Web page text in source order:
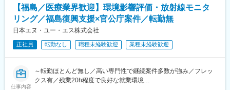
スタッフ（R CREW）から店長を経てRSV（スーパーバイザー）
へステップアップが可能です。RSV経験後はマネジメントや本部
への異動の道もあり、長期的にキャリア形成ができます。まずは
重視し、相談しやすく協力し合える職場環境です。
◇店舗運営
・店舗での電話応対
・在庫管理、売り場づくり、POP作成
・KPI管理・数値振り返り
■教育体制：
【福島／医療業界歓迎】環境影響評価・放射線モニタ
リング／福島復興支援×官公庁案件／転勤無
日本エヌ・ユー・エス株式会社
正社員 転勤なし 職種未経験歓迎 業種未経験歓迎
仕事内容
～転勤ほとんど無し／高い専門性で継続案件多数が強み／フレッ
クス有／残業20h程度で良好な就業環境